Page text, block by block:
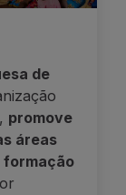
de
promove
áreas
formação